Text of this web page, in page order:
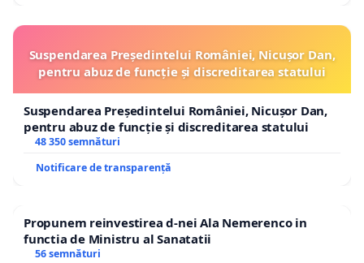
Suspendarea Președintelui României, Nicușor Dan,
pentru abuz de funcție și discreditarea statului
Suspendarea Președintelui României, Nicușor Dan,
pentru abuz de funcție și discreditarea statului
48 350 semnături
Notificare de transparență
Propunem reinvestirea d-nei Ala Nemerenco in
functia de Ministru al Sanatatii
56 semnături